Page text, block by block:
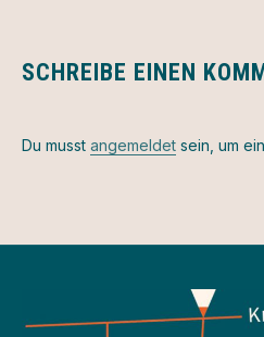
SCHREIBE EINEN
Du musst angemeldet sein, um